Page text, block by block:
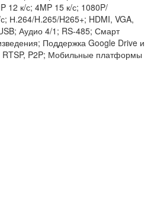
12 к/с; 4MP 15 к/с; 1080P/
Н.264/H.265/H265+; HDMI, VGA,
Аудио 4/1; RS-485; Смарт
Поддержка Google Drive и
RTSP, P2P; Мобильные платформы